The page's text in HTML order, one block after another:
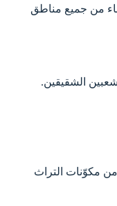
مع الحرص على إشراك الأدباء من جميع مناطق
الشقيقين.
مكوّناً من مكوّنات التراث